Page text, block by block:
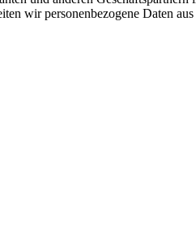
wir personenbezogene Daten